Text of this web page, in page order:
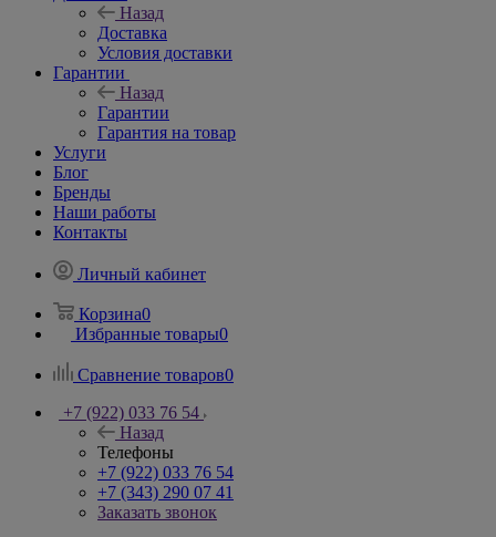
Назад
Доставка
Условия доставки
Гарантии
Назад
Гарантии
Гарантия на товар
Услуги
Блог
Бренды
Наши работы
Контакты
Личный кабинет
Корзина0
Избранные товары0
Сравнение товаров0
+7 (922) 033 76 54
Назад
Телефоны
+7 (922) 033 76 54
+7 (343) 290 07 41
Заказать звонок